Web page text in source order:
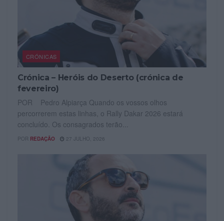
CRÓNICAS
Crónica – Heróis do Deserto (crónica de
fevereiro)
POR Pedro Alpiarça Quando os vossos olhos
percorrerem estas linhas, o Rally Dakar 2026 estará
concluído. Os consagrados terão...
POR REDAÇÃO 27 JULHO, 2026